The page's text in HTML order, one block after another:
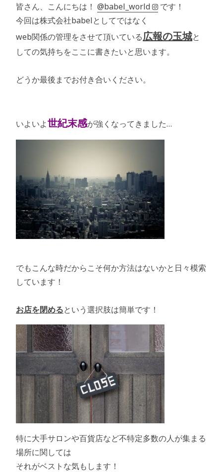
皆さん、こんにちは！ @babel_world
です！
今回は株式会社babelとしてではなく
web関係の管理をさせて頂いている広報の玉城と
しての気持ちをここに書きたいと思います。
どうか最後までお付き合いください。
いよいよ世紀末感が強くなってきました…
でもこんな時だからこそ何か方法はないかと日々模索
しています！
お店を閉めるという選択肢は簡単です！
特に大手サロンや百貨店など不特定多数の人が集まる
場所に関しては
それがベストな気もします！